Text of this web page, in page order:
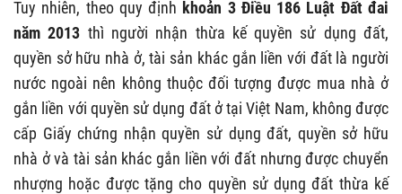
Tuy nhiên, theo quy định khoản 3 Điều 186 Luật Đất đai
năm 2013 thì người nhận thừa kế quyền sử dụng đất,
quyền sở hữu nhà ở, tài sản khác gắn liền với đất là người
nước ngoài nên không thuộc đối tượng được mua nhà ở
gắn liền với quyền sử dụng đất ở tại Việt Nam, không được
cấp Giấy chứng nhận quyền sử dụng đất, quyền sở hữu
nhà ở và tài sản khác gắn liền với đất nhưng được chuyển
nhượng hoặc được tặng cho quyền sử dụng đất thừa kế